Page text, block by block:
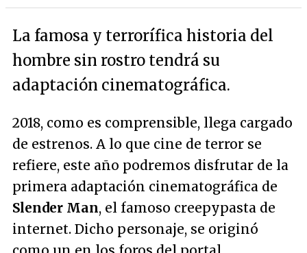
La famosa y terrorífica historia del
hombre sin rostro tendrá su
adaptación cinematográfica.
2018, como es comprensible, llega cargado
de estrenos. A lo que cine de terror se
refiere, este año podremos disfrutar de la
primera adaptación cinematográfica de
Slender Man, el famoso creepypasta de
internet. Dicho personaje, se originó